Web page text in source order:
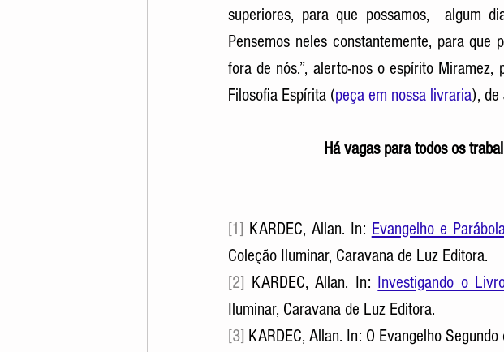
superiores, para que possamos,  algum
Pensemos neles constantemente, para
fora de nós.”, alerto-nos o espírito
Filosofia Espírita (peça em nossa livraria), de
Há vagas para todos os
[1] KARDEC, Allan. In: Evangelho e
Coleção Iluminar, Caravana de Luz Editora.
[2] KARDEC, Allan. In: Investigando o
Iluminar, Caravana de Luz Editora.
[3] KARDEC, Allan. In: O Evangelho